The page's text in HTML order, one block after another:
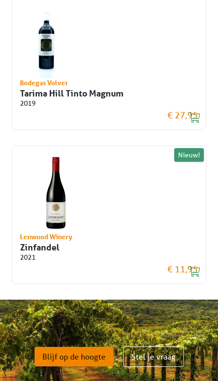
Bodegas Volver
Tarima Hill Tinto Magnum
2019
€ 27,95
Nieuw!
Lenwood Winery
Zinfandel
2021
€ 11,95
Blijf op de hoogte Stel je vraag